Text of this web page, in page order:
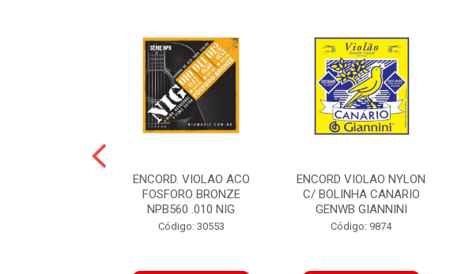
ENCORD. VIOLAO ACO
FOSFORO BRONZE
NPB560 .010 NIG
Código: 30553
ENCORD VIOLAO NYLON
C/ BOLINHA CANARIO
GENWB GIANNINI
Código: 9874